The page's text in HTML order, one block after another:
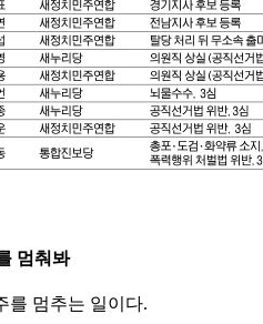
멈춰봐
를 멈추는 일이다.